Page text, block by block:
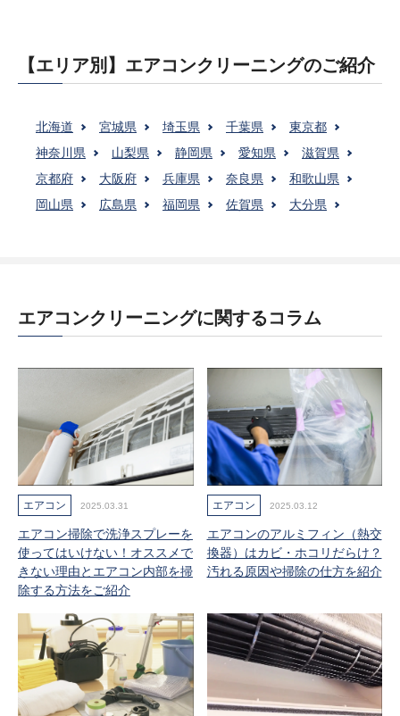
【エリア別】エアコンクリーニングのご紹介
北海道 宮城県 埼玉県 千葉県
東京都
神奈川県
山梨県 静岡県 愛知県
滋賀県
京都府
大阪府 兵庫県 奈良県
和歌山県
岡山県
広島県 福岡県 佐賀県 大分県
エアコンクリーニングに関するコラム
エアコン 2025.03.31
エアコン掃除で洗浄スプレーを
使ってはいけない！オススメで
きない理由とエアコン内部を掃
除する方法をご紹介
エアコン 2025.03.12
エアコンのアルミフィン（熱交
換器）はカビ・ホコリだらけ？
汚れる原因や掃除の仕方を紹介